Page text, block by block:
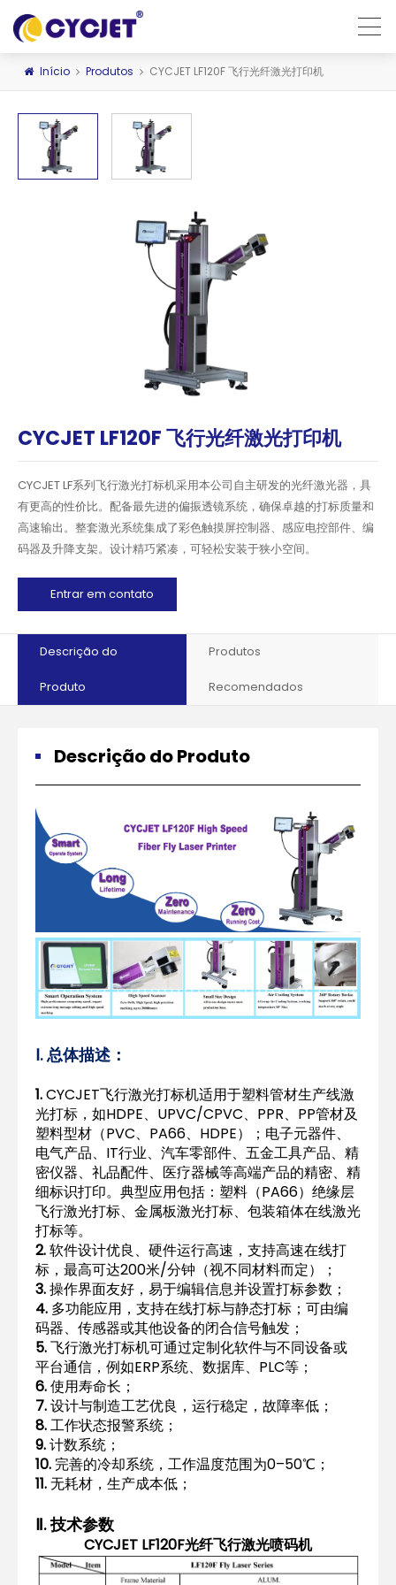
Início Produtos CYCJET LF120F 飞行光纤激光打印机
CYCJET LF120F 飞行光纤激光打印机
CYCJET LF系列飞行激光打标机采用本公司自主研发的光纤激光器，具
有更高的性价比。配备最先进的偏振透镜系统，确保卓越的打标质量和
高速输出。整套激光系统集成了彩色触摸屏控制器、感应电控部件、编
码器及升降支架。设计精巧紧凑，可轻松安装于狭小空间。
Entrar em contato
Descrição do
Produto
Produtos
Recomendados
Descrição do Produto
Ⅰ. 总体描述：
1.CYCJET飞行激光打标机适用于塑料管材生产线激
光打标，如HDPE、UPVC/CPVC、PPR、PP管材及
塑料型材（PVC、PA66、HDPE）；电子元器件、
电气产品、IT行业、汽车零部件、五金工具产品、精
密仪器、礼品配件、医疗器械等高端产品的精密、精
细标识打印。典型应用包括：塑料（PA66）绝缘层
飞行激光打标、金属板激光打标、包装箱体在线激光
打标等。
2.软件设计优良、硬件运行高速，支持高速在线打
标，最高可达200米/分钟（视不同材料而定）；
3.操作界面友好，易于编辑信息并设置打标参数；
4. 多功能应用，支持在线打标与静态打标；可由编
码器、传感器或其他设备的闭合信号触发；
5.飞行激光打标机可通过定制化软件与不同设备或
平台通信，例如ERP系统、数据库、PLC等；
6.使用寿命长；
7.设计与制造工艺优良，运行稳定，故障率低；
8.工作状态报警系统；
9.计数系统；
10. 完善的冷却系统，工作温度范围为0–50℃；
11.无耗材，生产成本低；
Ⅱ. 技术参数
CYCJET LF120F光纤飞行激光喷码机